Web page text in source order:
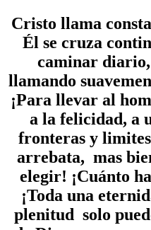
Cristo llama
Él se cruza
caminar
llamando
¡Para llevar al
a la felicidad, a
fronteras y
arrebata, mas
elegir! ¡Cuánto
¡Toda una
plenitud solo